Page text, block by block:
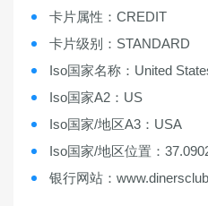
卡片属性：CREDIT
卡片级别：STANDARD
Iso国家名称：United
Iso国家A2：US
Iso国家/地区A3：USA
Iso国家/地区位置：
银行网站：